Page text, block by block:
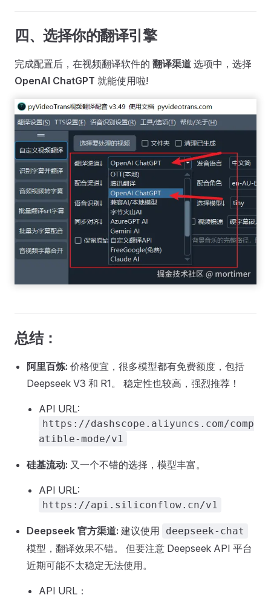
四、选择你的翻译引擎
完成配置后，在视频翻译软件的 翻译渠道 选项中，选择
OpenAI ChatGPT 就能使用啦!
总结：
阿里百炼: 价格便宜，很多模型都有免费额度，包括
Deepseek V3 和 R1。 稳定性也较高，强烈推荐！
API URL:
https://dashscope.aliyuncs.com/comp
atible-mode/v1
硅基流动: 又一个不错的选择，模型丰富。
API URL:
https://api.siliconflow.cn/v1
Deepseek 官方渠道: 建议使用 deepseek-chat
模型，翻译效果不错。 但要注意 Deepseek API 平台
近期可能不太稳定无法使用。
API URL：